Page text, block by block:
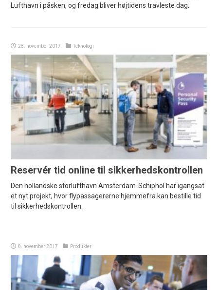
Lufthavn i påsken, og fredag bliver højtidens travleste dag.
28. november 2017 Teknologi
Reservér tid online til sikkerhedskontrollen
Den hollandske storlufthavn Amsterdam-Schiphol har igangsat
et nyt projekt, hvor flypassagererne hjemmefra kan bestille tid
til sikkerhedskontrollen.
8. november 2017 Produkter